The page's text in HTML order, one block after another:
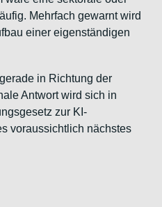
Mehrfach gewarnt wird
einer eigenständigen
in Richtung der
Antwort wird sich in
zur KI-
voraussichtlich nächstes